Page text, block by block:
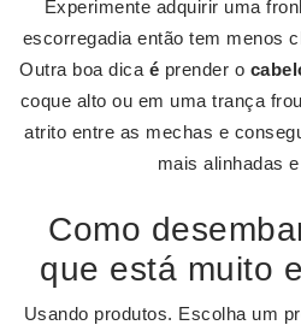
Experimente adquirir uma
escorregadia então tem menos
Outra boa dica é prender o
coque alto ou em uma trança
atrito entre as mechas e
mais alinhadas
Como
que está muito
Usando produtos. Escolha um